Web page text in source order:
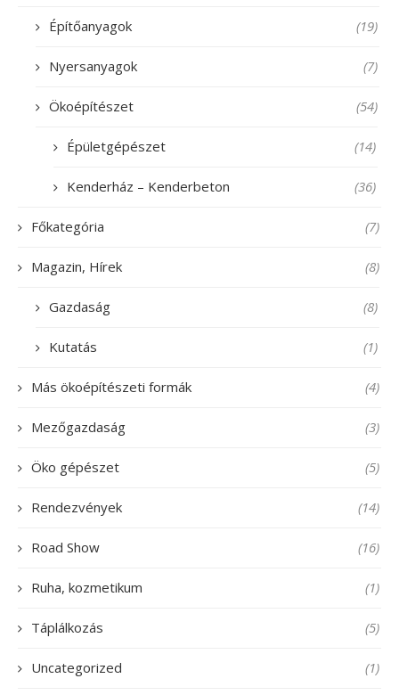
Építőanyagok (19)
Nyersanyagok (7)
Ökoépítészet (54)
Épületgépészet (14)
Kenderház – Kenderbeton (36)
Főkategória (7)
Magazin, Hírek (8)
Gazdaság (8)
Kutatás (1)
Más ökoépítészeti formák (4)
Mezőgazdaság (3)
Öko gépészet (5)
Rendezvények (14)
Road Show (16)
Ruha, kozmetikum (1)
Táplálkozás (5)
Uncategorized (1)